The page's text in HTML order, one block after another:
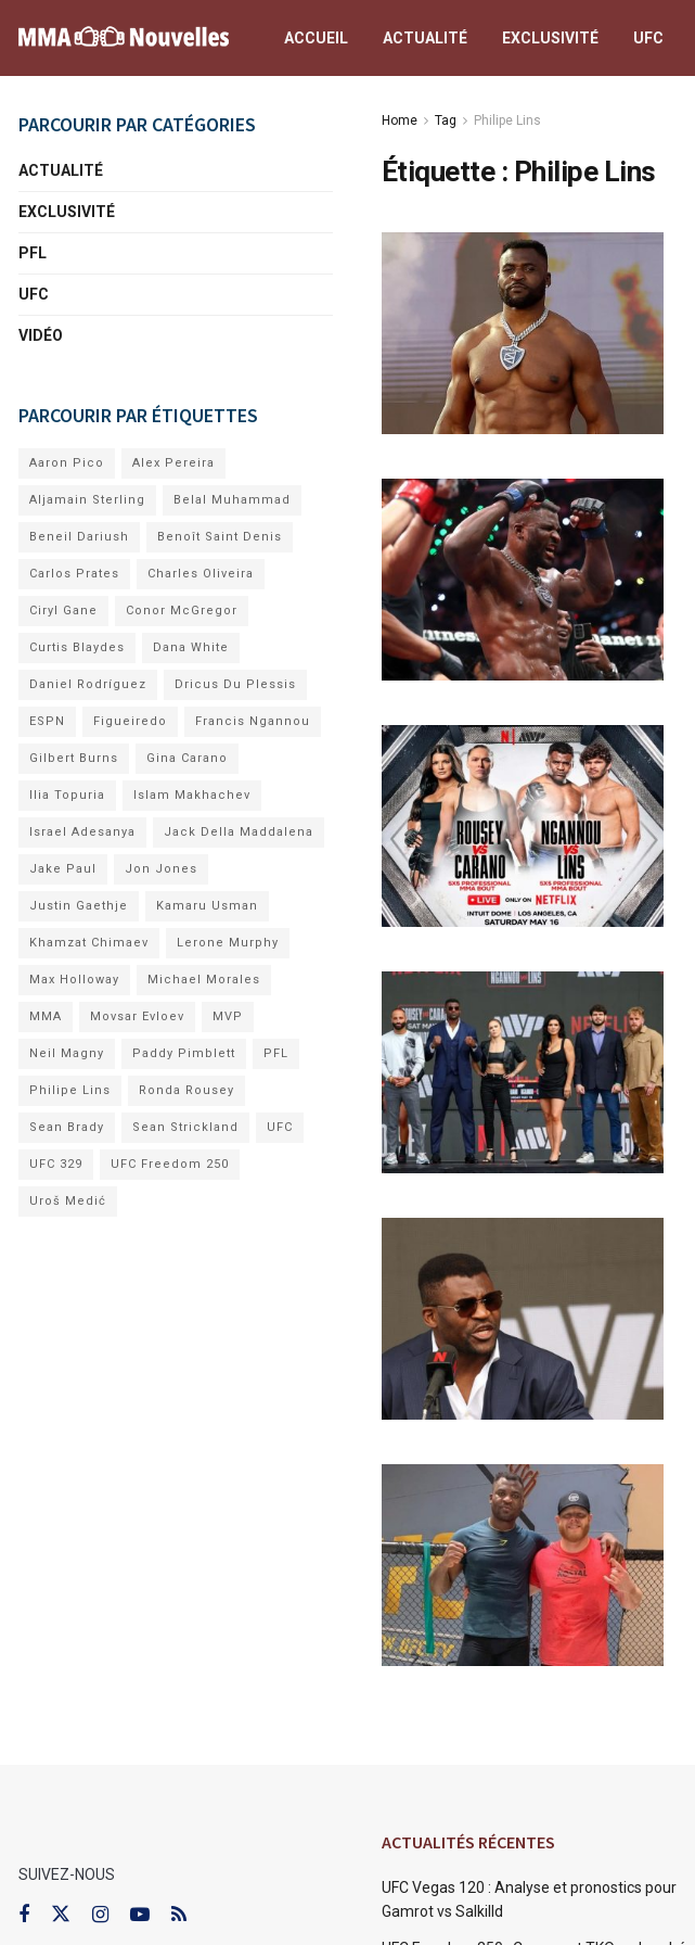
ACCUEIL ACTUALITÉ EXCLUSIVITÉ UFC
Home Tag Philipe Lins
Étiquette : Philipe Lins
PARCOURIR PAR CATÉGORIES
ACTUALITÉ
EXCLUSIVITÉ
PFL
UFC
VIDÉO
PARCOURIR PAR ÉTIQUETTES
Aaron Pico Alex Pereira
Aljamain Sterling Belal Muhammad
Beneil Dariush Benoît Saint Denis
Carlos Prates Charles Oliveira
Ciryl Gane Conor McGregor
Curtis Blaydes Dana White
Daniel Rodríguez Dricus Du Plessis
ESPN Figueiredo Francis Ngannou
Gilbert Burns Gina Carano
Ilia Topuria Islam Makhachev
Israel Adesanya Jack Della Maddalena
Jake Paul Jon Jones
Justin Gaethje Kamaru Usman
Khamzat Chimaev Lerone Murphy
Max Holloway Michael Morales
MMA Movsar Evloev MVP
Neil Magny Paddy Pimblett PFL
Philipe Lins Ronda Rousey
Sean Brady Sean Strickland UFC
UFC 329 UFC Freedom 250
Uroš Medić
SUIVEZ-NOUS
ACTUALITÉS RÉCENTES
UFC Vegas 120 : Analyse et pronostics pour
Gamrot vs Salkilld